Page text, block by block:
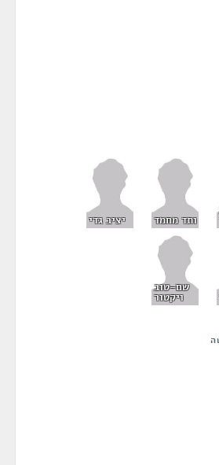
ותד מחמד יציב גדי
שם-טוב
ויקטור